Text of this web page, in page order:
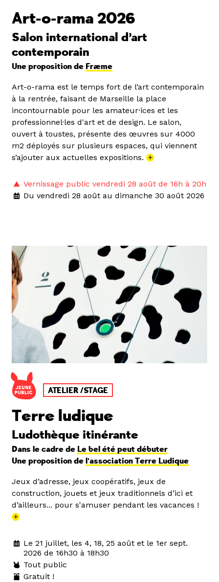
Art-o-rama 2026
Salon international d’art
contemporain
Une proposition de Fræme
Art-o-rama est le temps fort de l’art contemporain
à la rentrée, faisant de Marseille la place
incontournable pour les amateur·ices et les
professionnel·les d'art et de design. Le salon,
ouvert à toustes, présente des œuvres sur 4000
m2 déployés sur plusieurs espaces, qui viennent
s’ajouter aux actuelles expositions. +
Vernissage public vendredi 28 août de 16h à 20h
Du vendredi 28 août au dimanche 30 août 2026
ATELIER /STAGE
Terre ludique
Ludothèque itinérante
Dans le cadre de Le bel été peut débuter
Une proposition de l'association Terre Ludique
Jeux d’adresse, jeux coopératifs, jeux de
construction, jouets et jeux traditionnels d’ici et
d’ailleurs... pour s'amuser pendant les vacances !
+
Le 21 juillet, les 4, 18, 25 août et le 1er sept.
2026 de 16h30 à 18h30
Tout public
Gratuit !